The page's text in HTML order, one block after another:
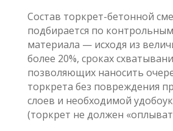
Состав торкрет-бетонной
подбирается по
материала — исходя из
более 20%, сроках
позволяющих наносить
торкрета без повреждения
слоев и необходимой
(торкрет не должен